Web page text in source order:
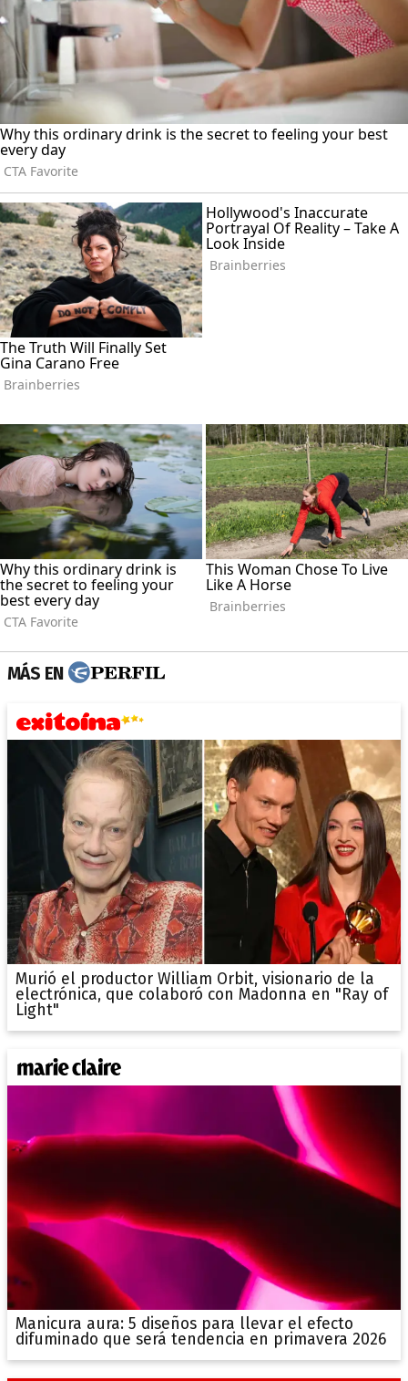
MÁS EN
Murió el productor William Orbit, visionario de la
electrónica, que colaboró con Madonna en "Ray of
Light"
Manicura aura: 5 diseños para llevar el efecto
difuminado que será tendencia en primavera 2026